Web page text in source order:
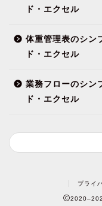
ド・エクセル
体重管理表のシ
ド・エクセル
業務フローのシ
ド・エクセル
プライ